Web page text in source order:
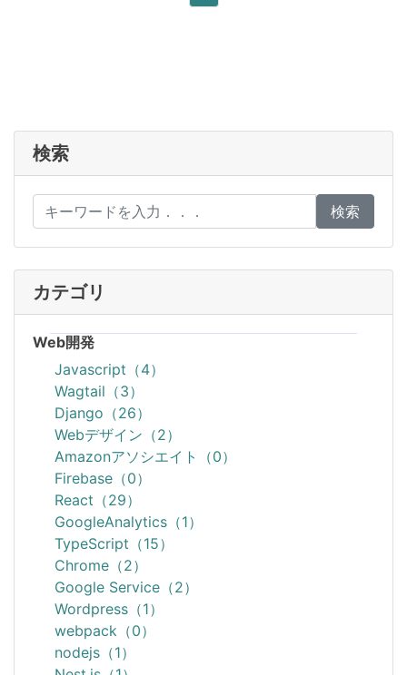
検索
検索
カテゴリ
Web開発
Javascript（4）
Wagtail（3）
Django（26）
Webデザイン（2）
Amazonアソシエイト（0）
Firebase（0）
React（29）
GoogleAnalytics（1）
TypeScript（15）
Chrome（2）
Google Service（2）
Wordpress（1）
webpack（0）
nodejs（1）